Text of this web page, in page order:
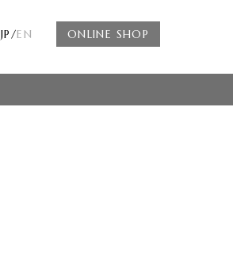
JP/EN ONLINE SHOP